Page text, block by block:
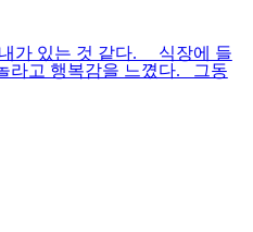
가 있는 것 같다. 식장에 들
라고 행복감을 느꼈다. 그동